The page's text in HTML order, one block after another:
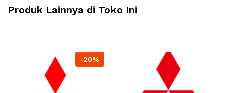
Produk Lainnya di Toko Ini
-20%